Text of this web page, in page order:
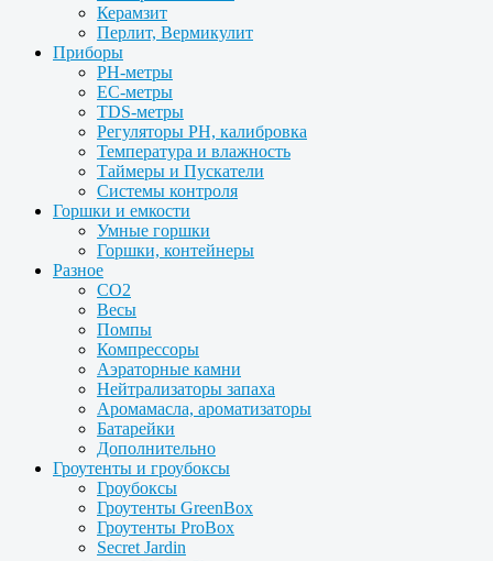
Керамзит
Перлит, Вермикулит
Приборы
PH-метры
EC-метры
TDS-метры
Регуляторы PH, калибровка
Температура и влажность
Таймеры и Пускатели
Системы контроля
Горшки и емкости
Умные горшки
Горшки, контейнеры
Разное
CO2
Весы
Помпы
Компрессоры
Аэраторные камни
Нейтрализаторы запаха
Аромамасла, ароматизаторы
Батарейки
Дополнительно
Гроутенты и гроубоксы
Гроубоксы
Гроутенты GreenBox
Гроутенты ProBox
Secret Jardin